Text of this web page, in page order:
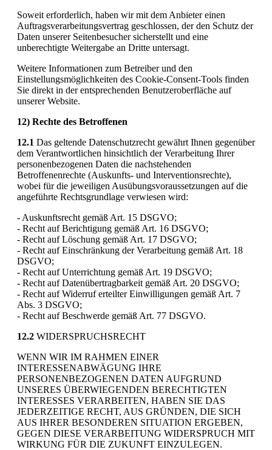
Soweit erforderlich, haben wir mit dem Anbieter einen
Auftragsverarbeitungsvertrag geschlossen, der den Schutz der
Daten unserer Seitenbesucher sicherstellt und eine
unberechtigte Weitergabe an Dritte untersagt.
Weitere Informationen zum Betreiber und den
Einstellungsmöglichkeiten des Cookie-Consent-Tools finden
Sie direkt in der entsprechenden Benutzeroberfläche auf
unserer Website.
12) Rechte des Betroffenen
12.1 Das geltende Datenschutzrecht gewährt Ihnen gegenüber
dem Verantwortlichen hinsichtlich der Verarbeitung Ihrer
personenbezogenen Daten die nachstehenden
Betroffenenrechte (Auskunfts- und Interventionsrechte),
wobei für die jeweiligen Ausübungsvoraussetzungen auf die
angeführte Rechtsgrundlage verwiesen wird:
- Auskunftsrecht gemäß Art. 15 DSGVO;
- Recht auf Berichtigung gemäß Art. 16 DSGVO;
- Recht auf Löschung gemäß Art. 17 DSGVO;
- Recht auf Einschränkung der Verarbeitung gemäß Art. 18
DSGVO;
- Recht auf Unterrichtung gemäß Art. 19 DSGVO;
- Recht auf Datenübertragbarkeit gemäß Art. 20 DSGVO;
- Recht auf Widerruf erteilter Einwilligungen gemäß Art. 7
Abs. 3 DSGVO;
- Recht auf Beschwerde gemäß Art. 77 DSGVO.
12.2 WIDERSPRUCHSRECHT
WENN WIR IM RAHMEN EINER
INTERESSENABWÄGUNG IHRE
PERSONENBEZOGENEN DATEN AUFGRUND
UNSERES ÜBERWIEGENDEN BERECHTIGTEN
INTERESSES VERARBEITEN, HABEN SIE DAS
JEDERZEITIGE RECHT, AUS GRÜNDEN, DIE SICH
AUS IHRER BESONDEREN SITUATION ERGEBEN,
GEGEN DIESE VERARBEITUNG WIDERSPRUCH MIT
WIRKUNG FÜR DIE ZUKUNFT EINZULEGEN.